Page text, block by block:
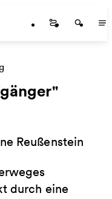
Startseite
Reußenstein
durch eine